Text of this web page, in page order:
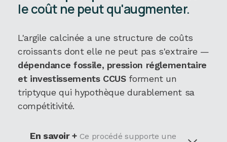
le coût ne peut qu'augmenter.
L'argile calcinée a une structure de coûts
croissants dont elle ne peut pas s'extraire —
dépendance fossile, pression réglementaire
et investissements CCUSforment un
triptyque qui hypothèque durablement sa
compétitivité.
En savoir + Ce procédé supporte une